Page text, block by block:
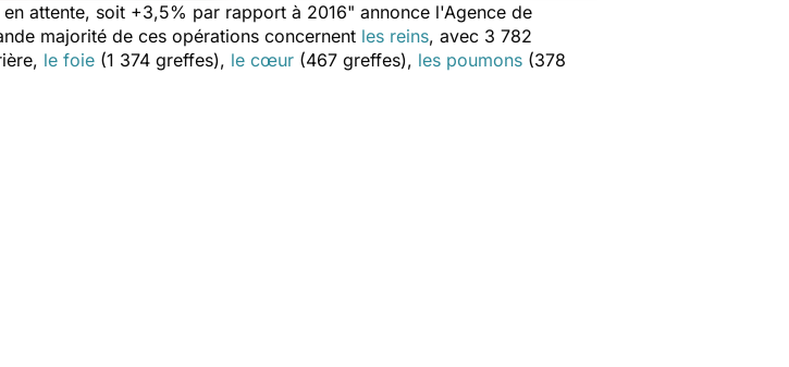
attente, soit +3,5% par rapport à 2016" annonce l'Agence de
majorité de ces opérations concernent les reins, avec 3 782
le foie (1 374 greffes), le cœur (467 greffes), les poumons (378